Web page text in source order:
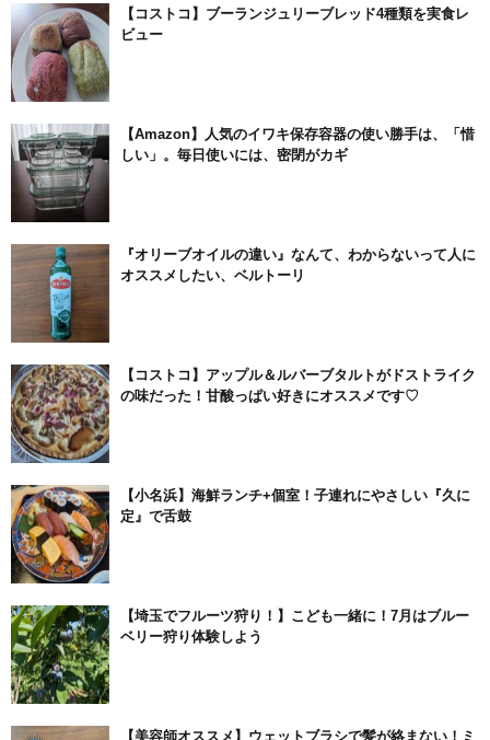
【コストコ】ブーランジュリーブレッド4種類を実食レ
ビュー
【Amazon】人気のイワキ保存容器の使い勝手は、「惜
しい」。毎日使いには、密閉がカギ
『オリーブオイルの違い』なんて、わからないって人に
オススメしたい、ベルトーリ
【コストコ】アップル＆ルバーブタルトがドストライク
の味だった！甘酸っぱい好きにオススメです♡
【小名浜】海鮮ランチ+個室！子連れにやさしい『久に
定』で舌鼓
【埼玉でフルーツ狩り！】こども一緒に！7月はブルー
ベリー狩り体験しよう
【美容師オススメ】ウェットブラシで髪が絡まない！ミ